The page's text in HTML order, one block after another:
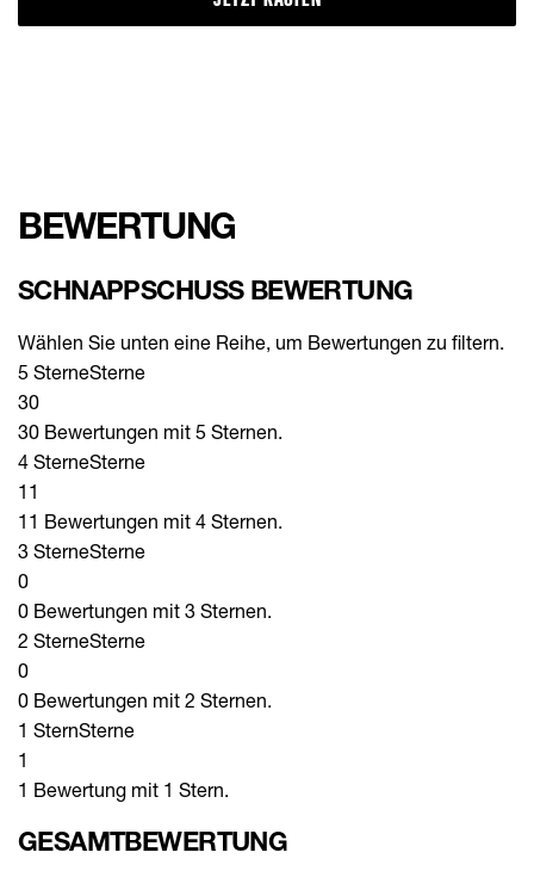
BEWERTUNG
SCHNAPPSCHUSS BEWERTUNG
Wählen Sie unten eine Reihe, um Bewertungen zu filtern.
5 SterneSterne
30
30 Bewertungen mit 5 Sternen.
4 SterneSterne
11
11 Bewertungen mit 4 Sternen.
3 SterneSterne
0
0 Bewertungen mit 3 Sternen.
2 SterneSterne
0
0 Bewertungen mit 2 Sternen.
1 SternSterne
1
1 Bewertung mit 1 Stern.
GESAMTBEWERTUNG